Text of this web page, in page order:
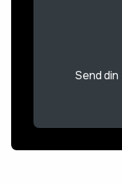
Send